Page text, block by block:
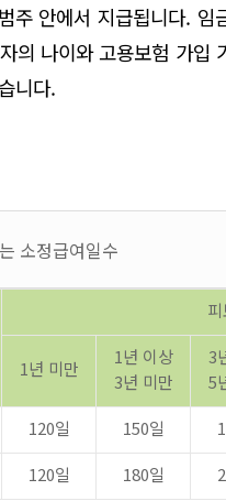
안에서 지급됩니다. 임
의 나이와 고용보험 가입
니다.
소정급여일수
1년 미만
1년 이상
3년 미만
3
5
120일 150일
120일 180일